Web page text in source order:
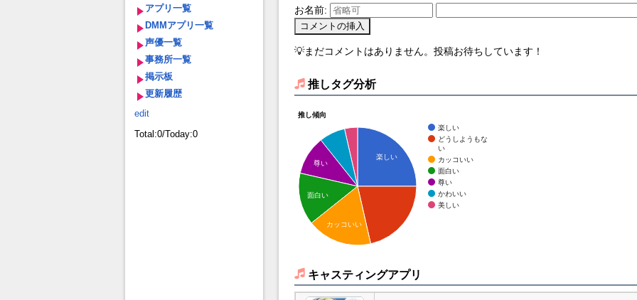
アプリ一覧
DMMアプリ一覧
声優一覧
事務所一覧
掲示板
更新履歴
edit
Total:0/Today:0
お名前:
💡まだコメントはありません。投稿お待ちしています！
推しタグ分析
推し傾向
楽しい
どうしようもな
い
カッコいい
面白い
尊い
かわいい
美しい
楽しい
尊い
面白い
カッコいい
キャスティングアプリ